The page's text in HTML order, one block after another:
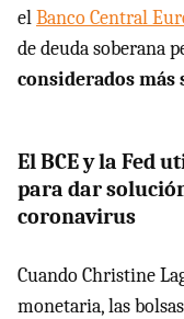
elBanco Central
de deuda soberana
considerados más
El BCE y la Fed
para dar
coronavirus
Cuando Christine
monetaria, las